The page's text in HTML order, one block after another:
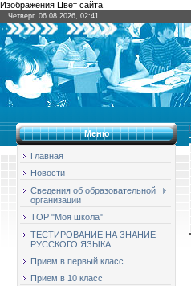
Изображения Цвет сайта
Четверг, 06.08.2026, 02:41
Меню
Главная
Новости
Сведения об образовательной
организации
ТОР "Моя школа"
ТЕСТИРОВАНИЕ НА ЗНАНИЕ
РУССКОГО ЯЗЫКА
Прием в первый класс
Прием в 10 класс